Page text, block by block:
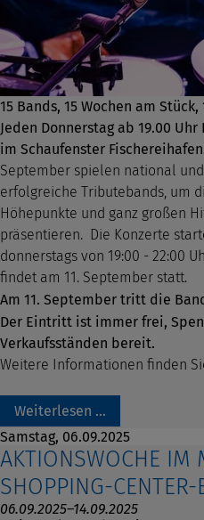
15 Bands, 15 Wochen am
Jeden Donnerstag ab 19.00
im Schaufenster
September spielen national
erfolgreiche Tributebands, um
Höhepunkte und ganz großen
präsentieren. Die Konzerte
donnerstags von 19:00 - 22:00
findet am 11. September statt.
Am 11. September tritt die
Der Eintritt ist immer frei,
Verkaufsständen bereit.
Weitere Informationen finden
Weiterlesen …
Samstag, 06.09.2025
AKTIONSWOCHE IM
SHOPPING-CENTER-
06.09.2025–14.09.2025